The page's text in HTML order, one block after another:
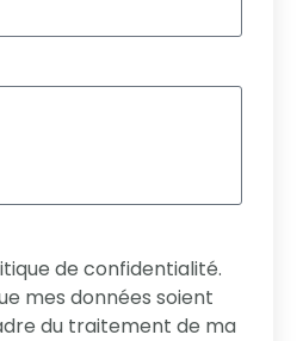
de confidentialité.
mes données soient
du traitement de ma